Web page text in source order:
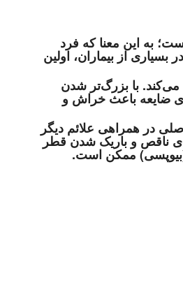
به این معنا که فرد
از بیماران، اولین
می‌کند. با بزرگ‌تر شدن
ضایعه باعث خراش و
در همراهی علائم دیگر
ناقص و باریک شدن قطر
(بیوپسی) ممکن است.